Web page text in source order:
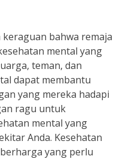
bahwa remaja
mental yang
teman, dan
dapat membantu
yang mereka hadapi
ragu untuk
mental yang
Anda. Kesehatan
yang perlu